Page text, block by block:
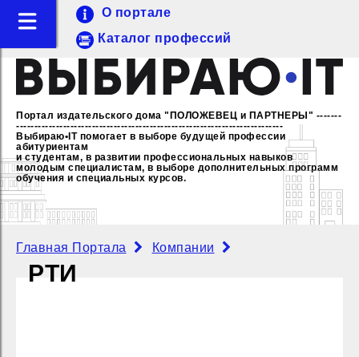
Портал издательского дома "ПОЛОЖЕВЕЦ и ПАРТНЕРЫ" -------
--------------------------------------------------------------------------
Выбираю•IT помогает в выборе будущей профессии
абитуриентам
и студентам, в развитии профессиональных навыков
молодым специалистам, в выборе дополнительных программ
обучения и специальных курсов.
О портале
Каталог профессий
Главная Портала Компании
РТИ